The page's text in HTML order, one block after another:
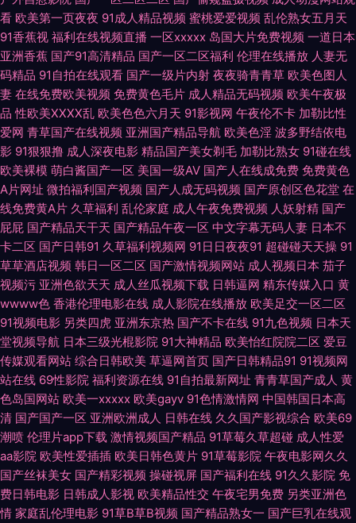
日屄导航 超碰97人人超 av变态另类 国产精品久久在线 中日韩性另类 99摸
99操 俺去啦最新网址 欧美午夜成人色片 日韩黄色网 天堂网无码 97色色婷婷
ts伪娘性爱网 豆花视频在线观看 国产人妖调教专区 日韩99爱 四虎影院黄色
在线视频污 91色色导航导航 av导航网站 激情综合BT 久久停停 蜜臀99超碰
午夜福利尤物 自拍视频啪 91免费网站观看 91做爱免费视频 国产馆外遇 韩日
操逼无码 久艹在线资源 欧美A片色图图片 青娱乐91午夜 熟女少妇一二区 亚
州午夜影院 91大神影音 91香蕉碰 肏草碰91 豆花av网 国产午夜免费不卡 久
久午夜国产精 免费的黄色网 欧美丝袜人妖 日韩第3页 日韩中文字幕电影 亚
洲黑丝高跟福利 91叉叉 97超碰人人操 白丝啪啪 韩国射无码 久草资源福利战
蜜桃午夜精品 青青草原香蕉伊人 日本中文字幕MV 亚洲黄色网址 美女爆操
另类专区欧美 中文字幕黄色 国产精品黄 欧美色噜噜网 日韩色色 午夜福利
2000 亚洲夜夜情 91官网在线看 99国产人成精品 超碰大香蕉伊人 岛国青青
草 国产九一 欧美熟女交 日本抠逼 日韩淫乱视频 午夜福利宅女 做爱丝足网
看 欧美第一页夜夜 91成人精品视频 蜜桃爱爱视频 乱伦熟女五月天
91香蕉视 福利在线视频直播 一区xxxxx 岛国大片免费视频 一道日本
亚洲香蕉 国产91高清精品 国产一区二区福利 伦理在线播放 人妻无
码精品 91自拍在线观看 国产一级片内射 夜夜骑青青草 欧美色图人
妻 在线免费欧美视频 免费黄色毛片 成人精品无码视频 欧美午夜极
品 性欧美ⅩⅩⅩⅩ乱 欧美色色六月天 91影视网 午夜伦不卡 加勒比性
爱网 青草国产在线视频 亚洲国产精品导航 欧美色淫 波多野结依电
影 91狠狠撸 成人深夜电影 精品国产美女剃毛 加勒比熟女 91碰在线
欧美裸模 萌白酱国产一区 美国一级AV 国产人在线成免费 免费黄色
A片网址 微拍福利国产视频 国产人成无码视频 国产原创区色花堂 在
线免费黄A片 久草福利 乱伦家庭 成人午夜免费视频 人妖射精 国产
屁屁 国产精品天干天 国产精品午夜一区 中文字幕无码人妻 日本不
卡二区 国产日韩91 久草福利视频网 91日日夜夜91 超碰碰天天操 91
草草酒店视频 韩日一区二区 国产激情视频网站 成人视频日本 茄子
视频污 亚洲色欲天天 成人丝瓜视频下载 日韩逼网 精东传媒入口 黄
wwww色 香港伦理电影在线 成人影院在线播放 欧美足交一区二区
91视频电影 另类四虎 亚洲东京热 国产不卡在线 91九色视频 日本天
堂视频导航 日本三级光棍影院 91大神精品 欧美怡红院院二区 爱豆
传媒观看网站 综合日韩欧美 草逼网首页 国产日韩精品91 91视频网
站在线 69性影院 福利资源在线 91自拍最新网址 青青草国产成人 黄
色岛国网站 欧美一xxxxx 欧美gayv 91色情激情网 中国韩国日本高
清 国产国产一区 亚洲欧洲成人 日韩在线 久久国产影视综合 欧美69
潮喷 伦理片app下载 激情视频国产精品 91草莓久草超碰 成人性爱
aa影院 欧美性爱插插 欧美日韩色黄片 91草莓影院 午夜电影网久久
国产丝袜美女 国产精彩视频 操碰视屏 国产福利在线 91久久影院 免
费日韩电影 日韩成人影视 欧美精品性交 午夜宅男免费 另类亚洲色
情 家庭乱伦理电影 91草B草B视频 国产精品熟女一 国产巨乳在线观